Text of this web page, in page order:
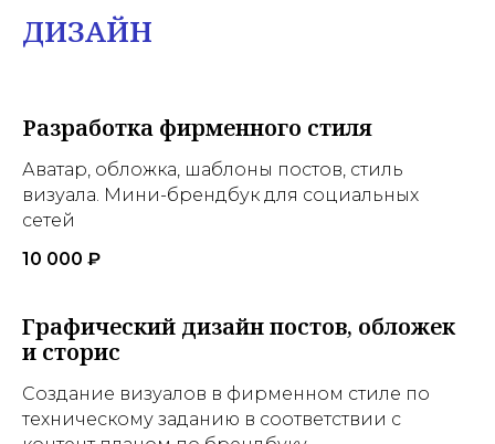
ДИЗАЙН
Разработка фирменного стиля
Аватар, обложка, шаблоны постов, стиль
визуала. Мини-брендбук для социальных
сетей
10 000 ₽
Графический дизайн постов, обложек
и сторис
Создание визуалов в фирменном стиле по
техническому заданию в соответствии с